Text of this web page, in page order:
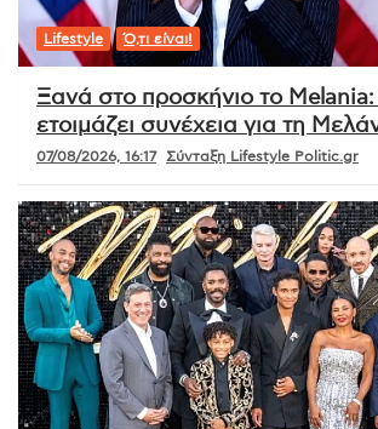
Lifestyle Ό,τι είναι!
Ξανά στο προσκήνιο το
ετοιμάζει συνέχεια για τη
07/08/2026, 16:17 Σύνταξη Lifestyle Politic.gr